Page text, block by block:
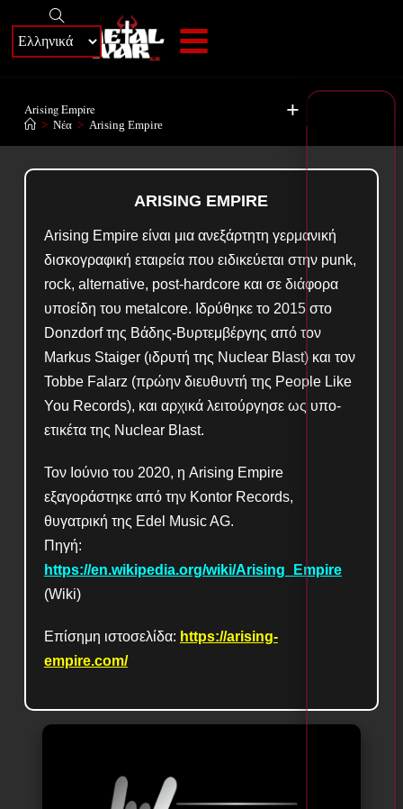
+
Arising Empire
> Νέα > Arising Empire
ARISING EMPIRE
Arising Empire είναι μια ανεξάρτητη γερμανική
δισκογραφική εταιρεία που ειδικεύεται στην punk,
rock, alternative, post-hardcore και σε διάφορα
υποείδη του metalcore. Ιδρύθηκε το 2015 στο
Donzdorf της Βάδης-Βυρτεμβέργης από τον
Markus Staiger (ιδρυτή της Nuclear Blast) και τον
Tobbe Falarz (πρώην διευθυντή της People Like
You Records), και αρχικά λειτούργησε ως υπο-
ετικέτα της Nuclear Blast.
Τον Ιούνιο του 2020, η Arising Empire
εξαγοράστηκε από την Kontor Records,
θυγατρική της Edel Music AG.
Πηγή:
https://en.wikipedia.org/wiki/Arising_Empire
(Wiki)
Επίσημη ιστοσελίδα: https://arising-
empire.com/